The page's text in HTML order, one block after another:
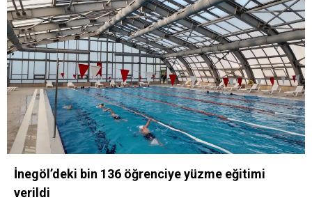
İnegöl’deki bin 136 öğrenciye yüzme eğitimi
verildi